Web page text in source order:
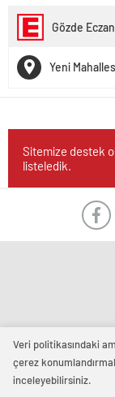
Gözde
Yeni
Sitemize destek
listeledik.
Veri politikasındaki
çerez
inceleyebilirsiniz.